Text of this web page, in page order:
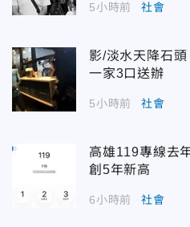
5小時前 社會
影/淡水天降石
一家3口送辦
5小時前 社會
高雄119專線去
創5年新高
6小時前 社會